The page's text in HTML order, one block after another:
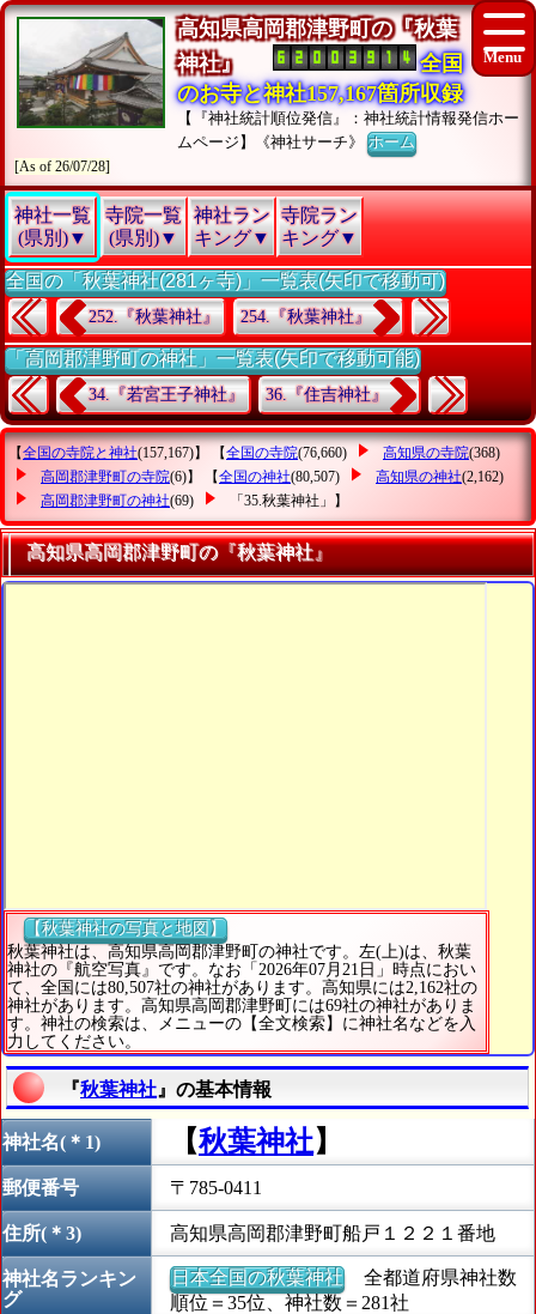
高知県高岡郡津野町の『秋葉
神社』
全国
のお寺と神社157,167箇所収録
【『神社統計順位発信』：神社統計情報発信ホー
ムページ】《神社サーチ》ホーム
[As of 26/07/28]
神社一覧
(県別)▼
寺院一覧
(県別)▼
神社ラン
キング▼
寺院ラン
キング▼
全国の「秋葉神社(281ヶ寺)」一覧表(矢印で移動可)
252.『秋葉神社』 254.『秋葉神社』
「高岡郡津野町の神社」一覧表(矢印で移動可能)
34.『若宮王子神社』 36.『住吉神社』
【全国の寺院と神社(157,167)】 【全国の寺院(76,660) 高知県の寺院(368)
高岡郡津野町の寺院(6)】 【全国の神社(80,507) 高知県の神社(2,162)
高岡郡津野町の神社(69) 「35.秋葉神社」 】
高知県高岡郡津野町の『秋葉神社』
【秋葉神社の写真と地図】
秋葉神社は、高知県高岡郡津野町の神社です。左(上)は、秋葉
神社の『航空写真』です。なお「2026年07月21日」時点におい
て、全国には80,507社の神社があります。高知県には2,162社の
神社があります。高知県高岡郡津野町には69社の神社がありま
す。神社の検索は、メニューの【全文検索】に神社名などを入
力してください。
『秋葉神社 』の基本情報
神社名(＊1) 【秋葉神社】
郵便番号 〒785-0411
住所(＊3) 高知県高岡郡津野町船戸１２２１番地
神社名ランキン
グ
日本全国の秋葉神社全都道府県神社数
順位＝35位、神社数＝281社